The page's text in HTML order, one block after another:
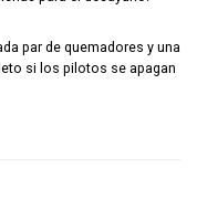
par de quemadores y una
si los pilotos se apagan